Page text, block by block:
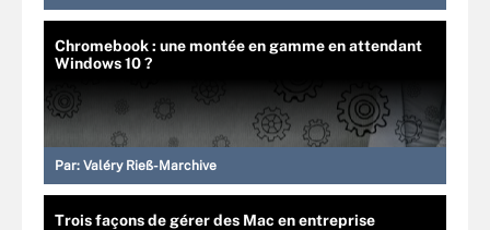
Chromebook : une montée en gamme en attendant
Windows 10 ?
Par: Valéry Rieß-Marchive
Trois façons de gérer des Mac en entreprise